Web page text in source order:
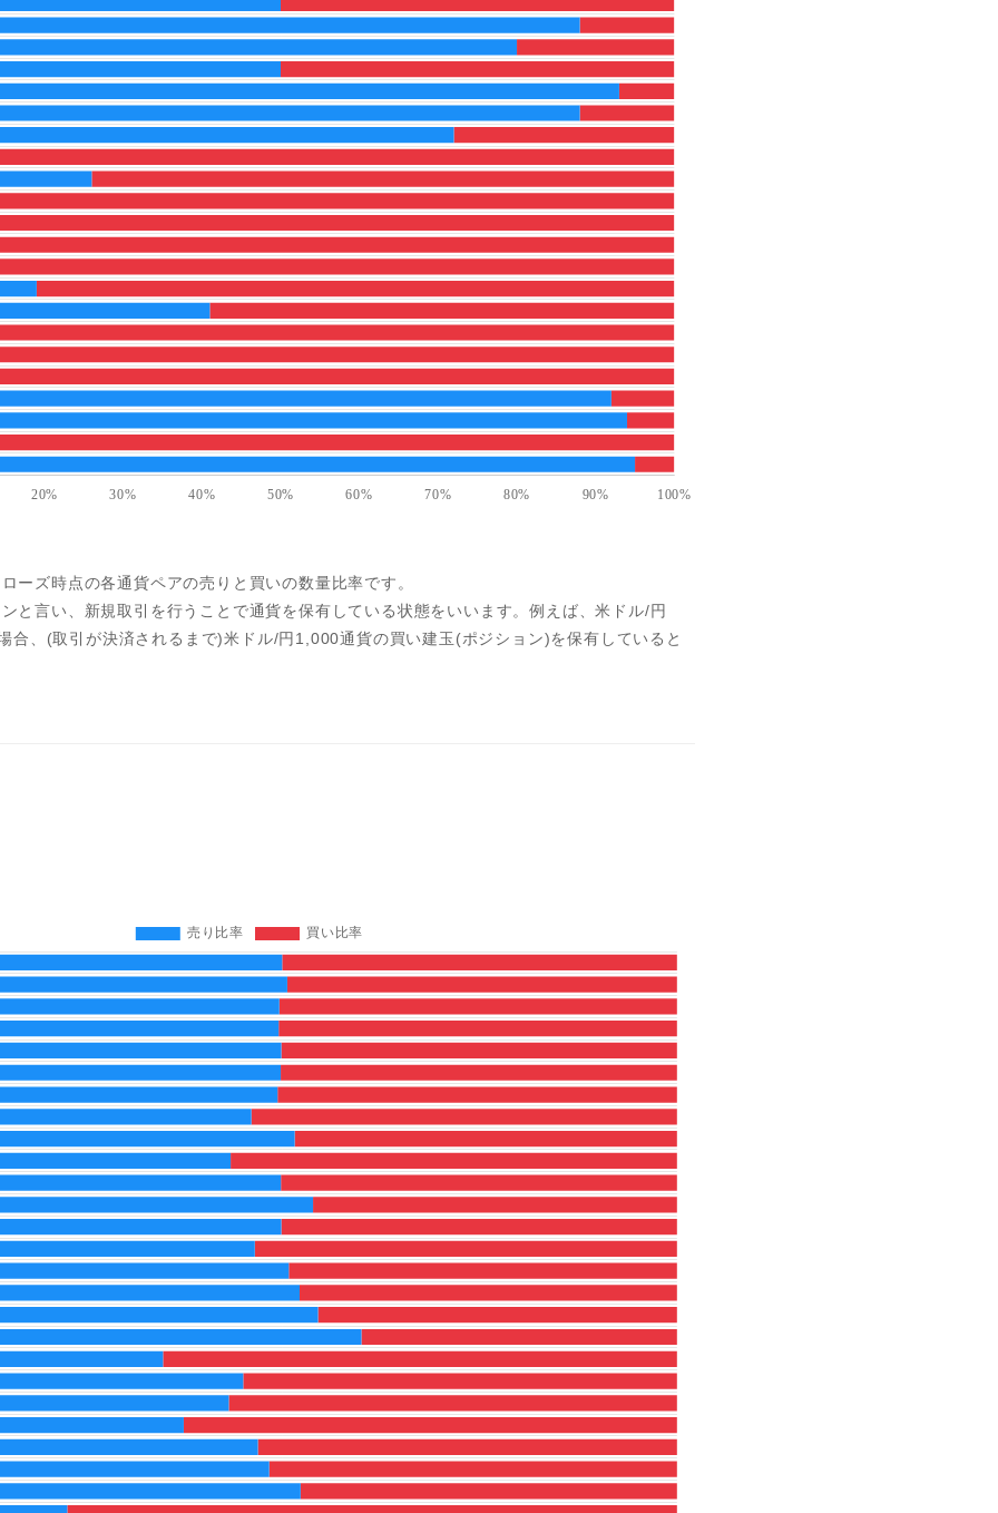
ーズ時点の各通貨ペアの売りと買いの数量比率です。
と言い、新規取引を行うことで通貨を保有している状態をいいます。例えば、米ドル/円
合、(取引が決済されるまで)米ドル/円1,000通貨の買い建玉(ポジション)を保有していると